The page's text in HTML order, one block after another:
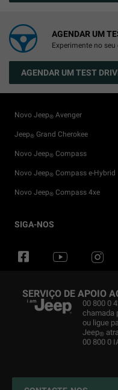
AGENDAR UM
Experimente no
AGENDAR UM TEST
Novo Jeep® Avenger
Jeep® Grand Cherokee
Novo Jeep® Compass
Novo Jeep® Compass e-Hybrid
Novo Jeep® Compass 4xe
Particulares
Configurador
Test Drive
Newsletter
Eventos
Loja Jeep
Jeep®História
Flexcare
Serviços Conectados
Peças & Conselhos
Serviços para o carro
Encontre um concessionário
Acessórios originais
Sistemas 4X4
Glossário
Novos Testes de WLTP
4xe: SUVs híbridos plug-
SIGA-NOS
SERVIÇO DE APOIO
00 800 0
chamada
ou ligue
Jeep®
00 800 0